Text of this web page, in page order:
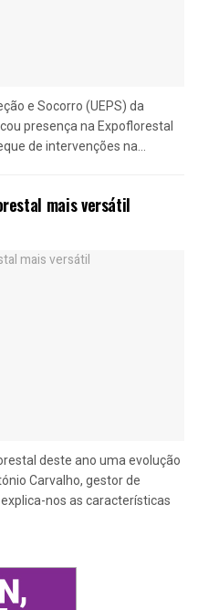
e Socorro (UEPS) da
presença na Expoflorestal
de intervenções na...
mais versátil
deste ano uma evolução
Carvalho, gestor de
nos as características